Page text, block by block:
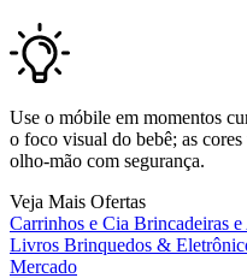
Use o móbile em momentos
o foco visual do bebê; as
olho-mão com segurança.
Veja Mais Ofertas
Carrinhos e Cia Brincadeiras
Livros Brinquedos &
Mercado